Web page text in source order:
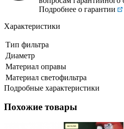
Подробнее о гарантии
Характеристики
Тип фильтра
Диаметр
Материал оправы
Материал светофильтра
Подробные характеристики
Похожие товары